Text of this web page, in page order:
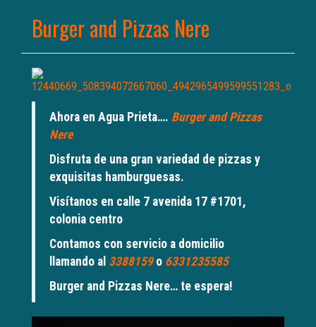
Burger and Pizzas Nere
Ahora en Agua Prieta…. Burger and Pizzas
Nere
Disfruta de una gran variedad de pizzas y
exquisitas hamburguesas.
Visítanos en calle 7 avenida 17 #1701,
colonia centro
Contamos con servicio a domicilio
llamando al 3388159o 6331235585
Burger and Pizzas Nere… te espera!